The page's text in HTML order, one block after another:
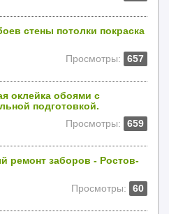
стены потолки покраска
Просмотры:
657
оклейка обоями с
подготовкой.
Просмотры:
659
ремонт заборов - Ростов-
Просмотры:
60